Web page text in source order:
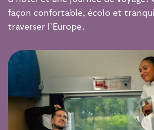
façon confortable, écolo et
traverser l’Europe.